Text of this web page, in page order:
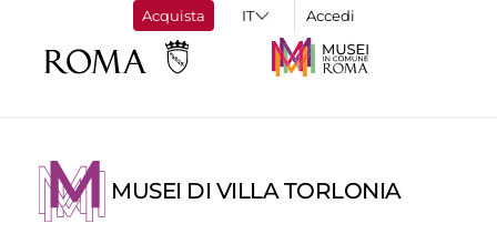
Acquista Accedi
MUSEI DI VILLA TORLONIA